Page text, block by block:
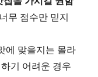
무 점수만 믿지
에 맞을지는 몰라
기 어려운 경우